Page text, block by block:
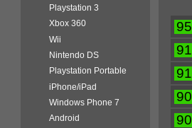
95
91
91
90
90
Playstation 3
Xbox 360
Wii
Nintendo DS
Playstation Portable
iPhone/iPad
Windows Phone 7
Android